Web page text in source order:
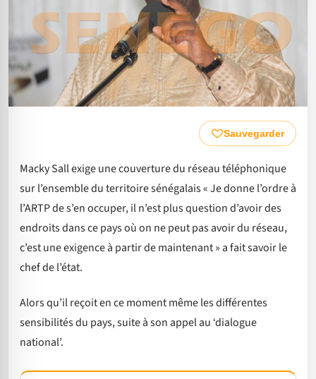
Sauvegarder
Macky Sall exige une couverture du réseau téléphonique
sur l’ensemble du territoire sénégalais « Je donne l’ordre à
l’ARTP de s’en occuper, il n’est plus question d’avoir des
endroits dans ce pays où on ne peut pas avoir du réseau,
c’est une exigence à partir de maintenant » a fait savoir le
chef de l’état.
Alors qu’il reçoit en ce moment même les différentes
sensibilités du pays, suite à son appel au ‘dialogue
national’.